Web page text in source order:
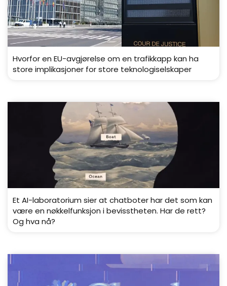
Hvorfor en EU-avgjørelse om en trafikkapp kan ha
store implikasjoner for store teknologiselskaper
Et AI-laboratorium sier at chatboter har det som kan
være en nøkkelfunksjon i bevisstheten. Har de rett?
Og hva nå?